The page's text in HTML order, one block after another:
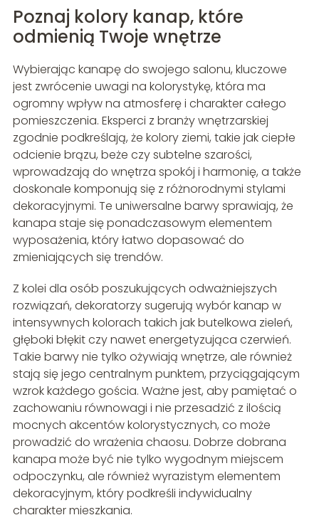
Poznaj kolory kanap, które
odmienią Twoje wnętrze
Wybierając kanapę do swojego salonu, kluczowe
jest zwrócenie uwagi na kolorystykę, która ma
ogromny wpływ na atmosferę i charakter całego
pomieszczenia. Eksperci z branży wnętrzarskiej
zgodnie podkreślają, że kolory ziemi, takie jak ciepłe
odcienie brązu, beże czy subtelne szarości,
wprowadzają do wnętrza spokój i harmonię, a także
doskonale komponują się z różnorodnymi stylami
dekoracyjnymi. Te uniwersalne barwy sprawiają, że
kanapa staje się ponadczasowym elementem
wyposażenia, który łatwo dopasować do
zmieniających się trendów.
Z kolei dla osób poszukujących odważniejszych
rozwiązań, dekoratorzy sugerują wybór kanap w
intensywnych kolorach takich jak butelkowa zieleń,
głęboki błękit czy nawet energetyzująca czerwień.
Takie barwy nie tylko ożywiają wnętrze, ale również
stają się jego centralnym punktem, przyciągającym
wzrok każdego gościa. Ważne jest, aby pamiętać o
zachowaniu równowagi i nie przesadzić z ilością
mocnych akcentów kolorystycznych, co może
prowadzić do wrażenia chaosu. Dobrze dobrana
kanapa może być nie tylko wygodnym miejscem
odpoczynku, ale również wyrazistym elementem
dekoracyjnym, który podkreśli indywidualny
charakter mieszkania.